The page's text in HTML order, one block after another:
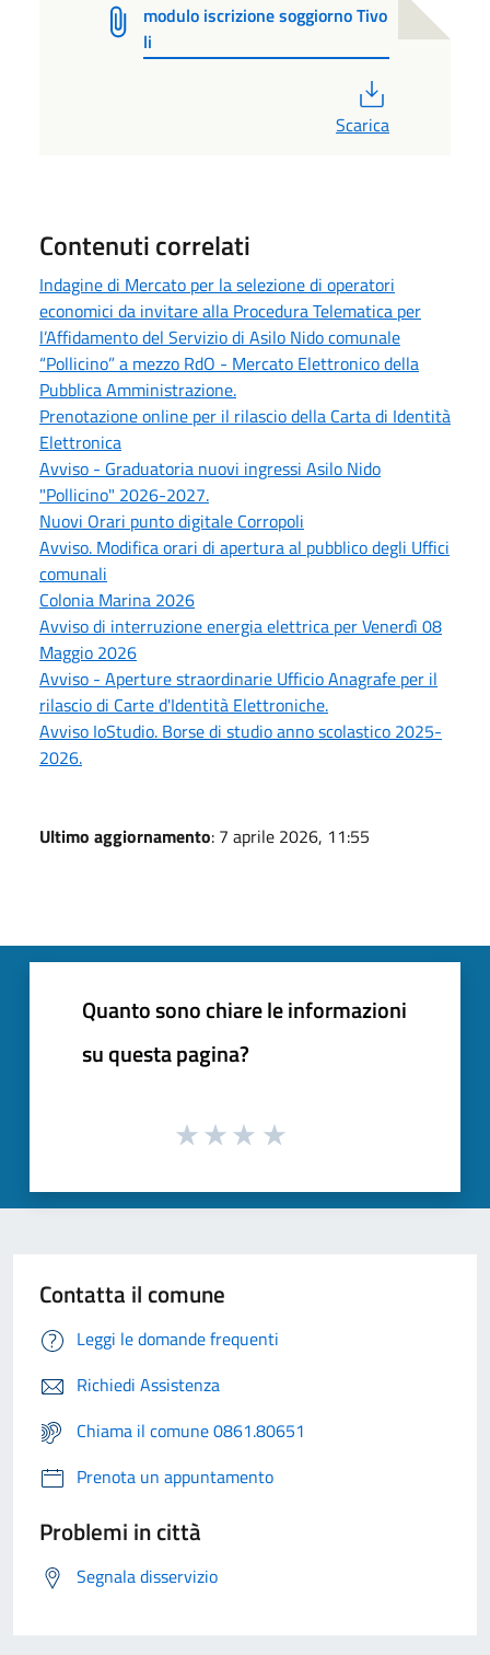
modulo iscrizione soggiorno Tivo
li
Scarica
Contenuti correlati
Indagine di Mercato per la selezione di operatori
economici da invitare alla Procedura Telematica per
l’Affidamento del Servizio di Asilo Nido comunale
“Pollicino” a mezzo RdO - Mercato Elettronico della
Pubblica Amministrazione.
Prenotazione online per il rilascio della Carta di Identità
Elettronica
Avviso - Graduatoria nuovi ingressi Asilo Nido
"Pollicino" 2026-2027.
Nuovi Orari punto digitale Corropoli
Avviso. Modifica orari di apertura al pubblico degli Uffici
comunali
Colonia Marina 2026
Avviso di interruzione energia elettrica per Venerdì 08
Maggio 2026
Avviso - Aperture straordinarie Ufficio Anagrafe per il
rilascio di Carte d'Identità Elettroniche.
Avviso IoStudio. Borse di studio anno scolastico 2025-
2026.
Ultimo aggiornamento: 7 aprile 2026, 11:55
Quanto sono chiare le informazioni
su questa pagina?
Contatta il comune
Leggi le domande frequenti
Richiedi Assistenza
Chiama il comune 0861.80651
Prenota un appuntamento
Problemi in città
Segnala disservizio